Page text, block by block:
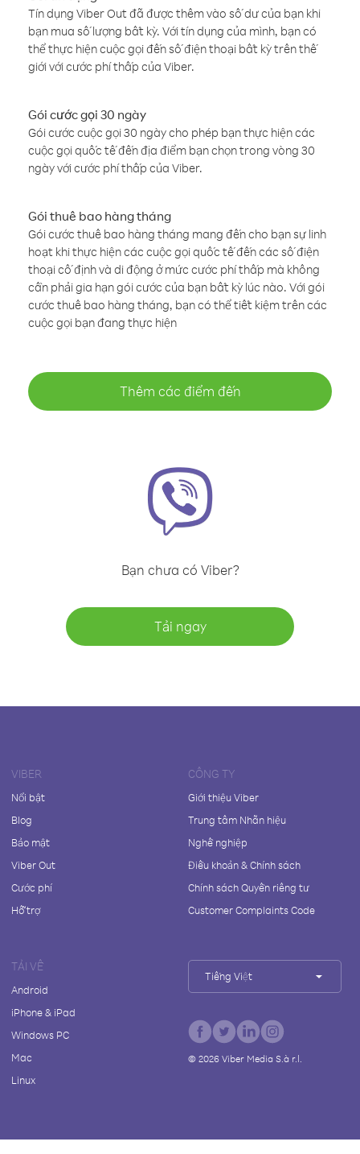
Tín dụng Viber Out đã được thêm vào số dư của bạn khi
bạn mua số lượng bất kỳ. Với tín dụng của mình, bạn có
thể thực hiện cuộc gọi đến số điện thoại bất kỳ trên thế
giới với cước phí thấp của Viber.
Gói cước gọi 30 ngày
Gói cước cuộc gọi 30 ngày cho phép bạn thực hiện các
cuộc gọi quốc tế đến địa điểm bạn chọn trong vòng 30
ngày với cước phí thấp của Viber.
Gói thuê bao hàng tháng
Gói cước thuê bao hàng tháng mang đến cho bạn sự linh
hoạt khi thực hiện các cuộc gọi quốc tế đến các số điện
thoại cố định và di động ở mức cước phí thấp mà không
cần phải gia hạn gói cước của bạn bất kỳ lúc nào. Với gói
cước thuê bao hàng tháng, bạn có thể tiết kiệm trên các
cuộc gọi bạn đang thực hiện
Thêm các điểm đến
Bạn chưa có Viber?
Tải ngay
VIBER
Nổi bật
Blog
Bảo mật
Viber Out
Cước phí
Hỗ trợ
CÔNG TY
Giới thiệu Viber
Trung tâm Nhãn hiệu
Nghề nghiệp
Điều khoản & Chính sách
Chính sách Quyền riêng tư
Customer Complaints Code
TẢI VỀ
Android
iPhone & iPad
Windows PC
Mac
Linux
Tiếng Việt
© 2026Viber Media S.à r.l.